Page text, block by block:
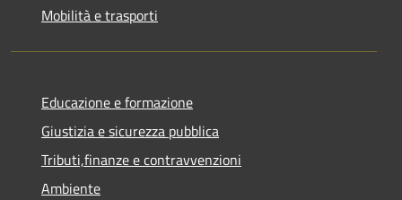
Mobilità e trasporti
Educazione e formazione
Giustizia e sicurezza pubblica
Tributi,finanze e contravvenzioni
Ambiente